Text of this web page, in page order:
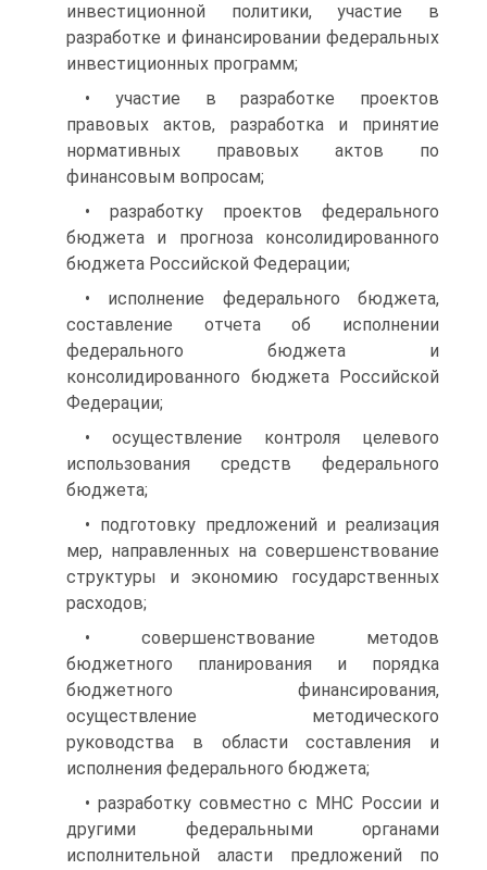
инвестиционной политики, участие в
разработке и финансировании федеральных
инвестиционных про­грамм;
• участие в разработке проектов
правовых актов, разработка и принятие
нормативных правовых актов по
финансовым вопросам;
• разработку проектов федерального
бюджета и прогноза кон­солидированного
бюджета Российской Федерации;
• исполнение федерального бюджета,
составление отчета об исполнении
федерального бюджета и
консолидированного бюджета Российской
Федерации;
• осуществление контроля целевого
использования средств фе­дерального
бюджета;
• подготовку предложений и реализация
мер, направленных на совершенствование
структуры и экономию государственных
расходов;
• совершенствование методов
бюджетного планирования и по­рядка
бюджетного финансирования,
осуществление методического
руководства в области составления и
исполнения федерального бюд­жета;
• разработку совместно с МНС России и
другими федеральны­ми органами
исполнительной аласти предложений по